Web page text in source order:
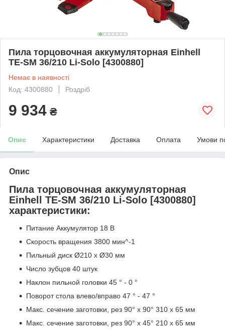
Пила торцовочная аккумуляторная Einhell
TE-SM 36/210 Li-Solo [4300880]
Немає в наявності
Код: 4300880
Роздріб
9 934 ₴
Опис Характеристики Доставка Оплата Умови
Опис
Пила торцовочная аккумуляторная
Einhell TE-SM 36/210 Li-Solo [4300880]
характеристики:
Питание Аккумулятор 18 В
Скорость вращения 3800 мин^-1
Пильный диск Ø210 x Ø30 мм
Число зубцов 40 штук
Наклон пильной головки 45 ° - 0 °
Поворот стола влево/вправо 47 ° - 47 °
Макс. сечение заготовки, рез 90° x 90° 310 x 65 мм
Макс. сечение заготовки, рез 90° x 45° 210 x 65 мм